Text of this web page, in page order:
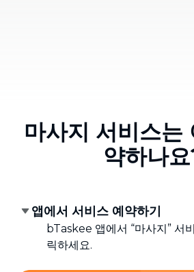
마사지 서비스는
약하나
앱에서 서비스 예약하기
bTaskee 앱에서 “마사지” 서
릭하세요.